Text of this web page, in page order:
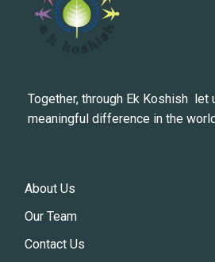
Together, through Ek Koshish let
meaningful difference in the
About Us
Our Team
Contact Us